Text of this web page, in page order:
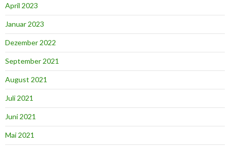
April 2023
Januar 2023
Dezember 2022
September 2021
August 2021
Juli 2021
Juni 2021
Mai 2021